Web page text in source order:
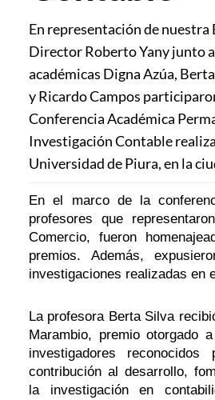
En representación de nuestra
Director Roberto Yany junto
académicas Digna Azúa,
y Ricardo Campos
Conferencia Académica
Investigación Contable
Universidad de Piura, en la
En el marco de la
profesores que
Comercio, fueron
premios. Además,
investigaciones realizadas en
La profesora Berta Silva
Marambio, premio otorgado
investigadores
contribución al desarrollo,
la investigación en